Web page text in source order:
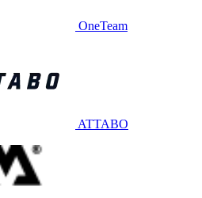
OneTeam
ATTABO